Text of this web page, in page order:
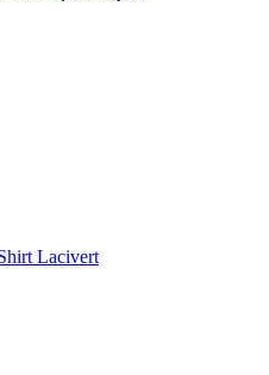
Lacivert